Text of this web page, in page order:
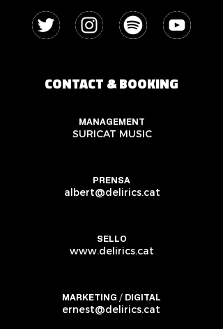
CONTACT & BOOKING
MANAGEMENT
SURICAT MUSIC
PRENSA
albert@delirics.cat
SELLO
www.delirics.cat
MARKETING / DIGITAL
ernest@delirics.cat